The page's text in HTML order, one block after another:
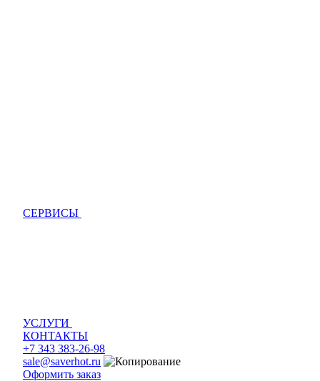
СЕРВИСЫ
УСЛУГИ
КОНТАКТЫ
+7 343 383-26-98
sale@saverhot.ru
Оформить заказ